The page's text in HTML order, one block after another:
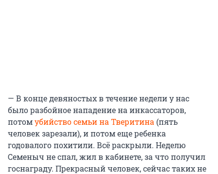
— В конце девяностых в течение недели у нас
было разбойное нападение на инкассаторов,
потомубийство семьи на Тверитина (пять
человек зарезали), и потом еще ребенка
годовалого похитили. Всё раскрыли. Неделю
Семеныч не спал, жил в кабинете, за что получил
госнаграду. Прекрасный человек, сейчас таких не